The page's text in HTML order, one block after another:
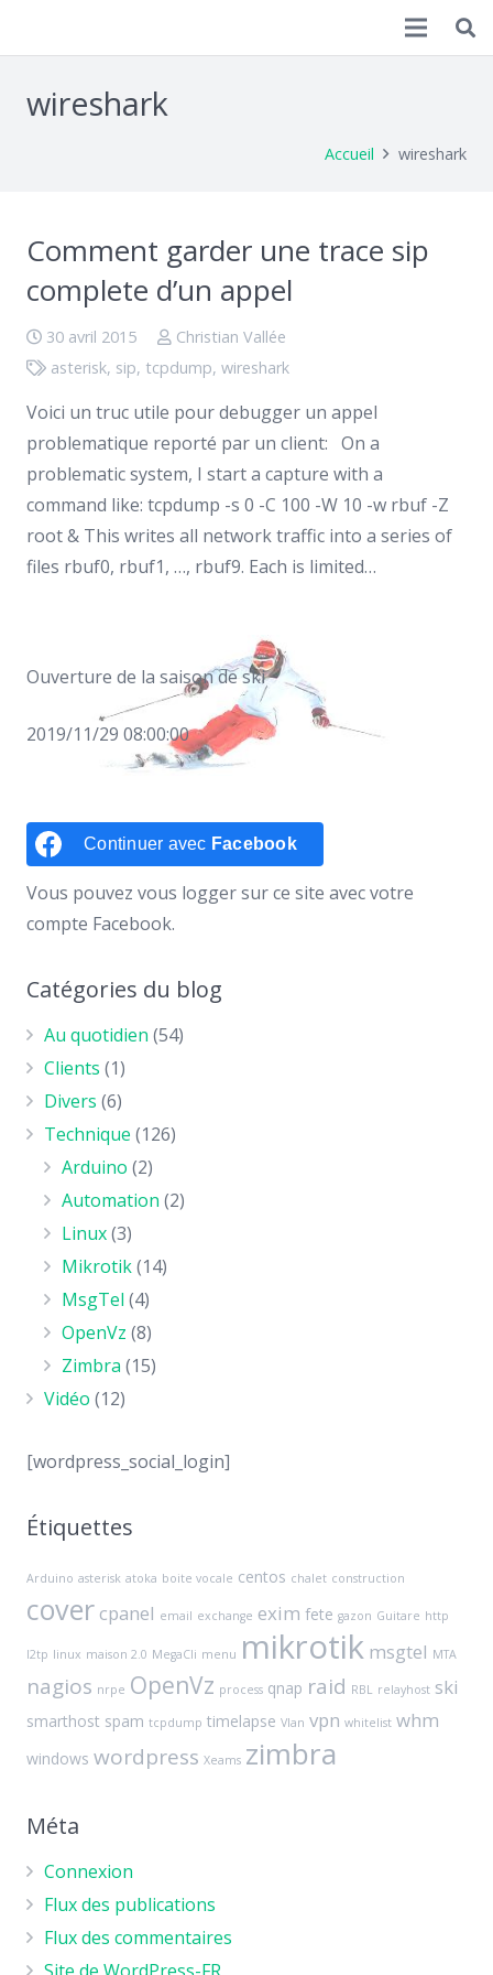
wireshark
Accueil wireshark
Comment garder une trace sip
complete d’un appel
30 avril 2015
Christian Vallée
asterisk, sip, tcpdump, wireshark
Voici un truc utile pour debugger un appel
problematique reporté par un client: On a
problematic system, I start a capture with a
command like: tcpdump -s 0 -C 100 -W 10 -w rbuf -Z
root & This writes all network traffic into a series of
files rbuf0, rbuf1, …, rbuf9. Each is limited…
Ouverture de la saison de ski
2019/11/29 08:00:00
Continuer avec Facebook
Vous pouvez vous logger sur ce site avec votre
compte Facebook.
Catégories du blog
Au quotidien (54)
Clients (1)
Divers (6)
Technique (126)
Arduino (2)
Automation (2)
Linux(3)
Mikrotik(14)
MsgTel (4)
OpenVz (8)
Zimbra (15)
Vidéo (12)
[wordpress_social_login]
Étiquettes
Arduino asterisk atoka boite vocale centos chalet construction
cover cpanel email exchange exim fete gazon Guitare http
l2tp linux maison 2.0 MegaCli menu mikrotik msgtel MTA
nagios nrpe OpenVz process qnap raid RBL relayhost ski
smarthost spam tcpdump timelapse Vlan vpn whitelist whm
windows wordpress Xeams zimbra
Méta
Connexion
Flux des publications
Flux des commentaires
Site de WordPress-FR